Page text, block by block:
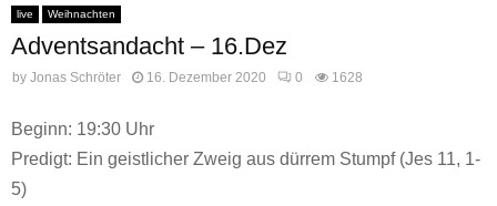
live Weihnachten
Adventsandacht – 16.Dez
by Jonas Schröter 16. Dezember 2020 0 1628
Beginn: 19:30 Uhr
Predigt: Ein geistlicher Zweig aus dürrem Stumpf (Jes 11, 1-
5)